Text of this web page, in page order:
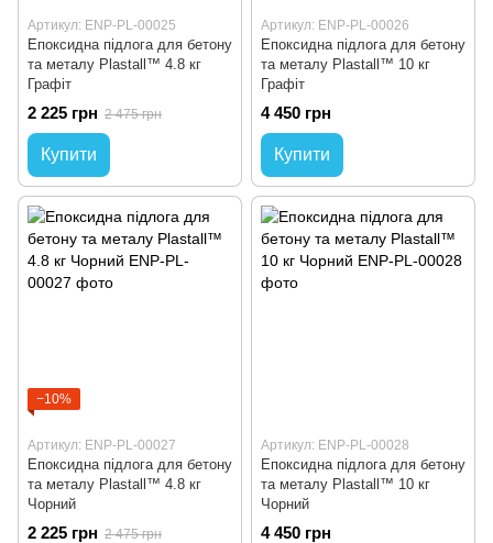
Артикул: ENP-PL-00025
Епоксидна підлога для бетону
та металу Plastall™ 4.8 кг
Графіт
2 225 грн 2 475 грн
Купити
Артикул: ENP-PL-00026
Епоксидна підлога для бетону
та металу Plastall™ 10 кг
Графіт
4 450 грн
Купити
−10%
Артикул: ENP-PL-00027
Епоксидна підлога для бетону
та металу Plastall™ 4.8 кг
Чорний
2 225 грн 2 475 грн
Артикул: ENP-PL-00028
Епоксидна підлога для бетону
та металу Plastall™ 10 кг
Чорний
4 450 грн